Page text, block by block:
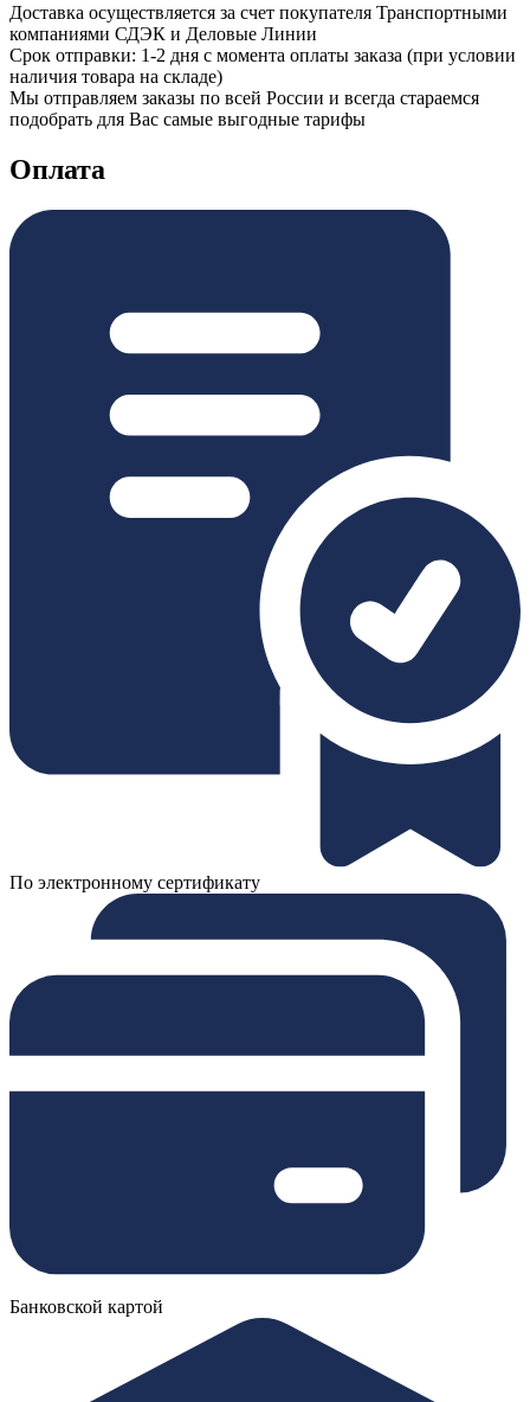
Доставка осуществляется за счет покупателя Транспортными
компаниями СДЭК и Деловые Линии
Срок отправки: 1-2 дня с момента оплаты заказа (при условии
наличия товара на складе)
Мы отправляем заказы по всей России и всегда стараемся
подобрать для Вас самые выгодные тарифы
Оплата
По электронному сертификату
Банковской картой